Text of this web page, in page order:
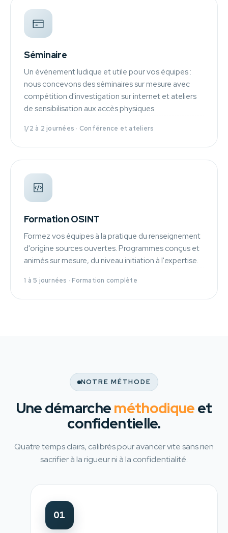
Séminaire
Un événement ludique et utile pour vos équipes :
nous concevons des séminaires sur mesure avec
compétition d'investigation sur internet et ateliers
de sensibilisation aux accès physiques.
1/2 à 2 journées · Conférence et ateliers
Formation OSINT
Formez vos équipes à la pratique du renseignement
d'origine sources ouvertes. Programmes conçus et
animés sur mesure, du niveau initiation à l'expertise.
1 à 5 journées · Formation complète
NOTRE MÉTHODE
Une démarcheméthodiqueet
confidentielle.
Quatre temps clairs, calibrés pour avancer vite sans rien
sacrifier à la rigueur ni à la confidentialité.
01